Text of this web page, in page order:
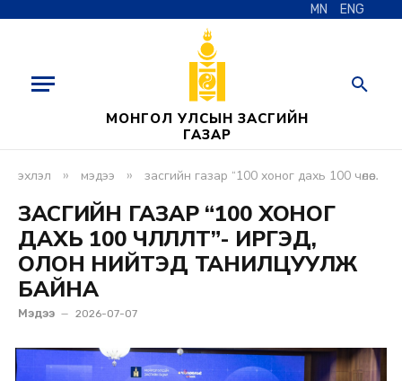
MN ENG
МОНГОЛ УЛСЫН ЗАСГИЙН
ГАЗАР
эхлэл » мэдээ » засгийн газар “100 хоног дахь 100 чөлөөлөлт”-өө иргэд, олон нийтэд танилцуулж байна
ЗАСГИЙН ГАЗАР “100 ХОНОГ
ДАХЬ 100 ЧӨЛӨӨЛӨЛТ”-ӨӨ ИРГЭД,
ОЛОН НИЙТЭД ТАНИЛЦУУЛЖ
БАЙНА
Мэдээ 2026-07-07